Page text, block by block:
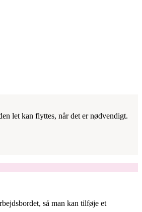
let kan flyttes, når det er nødvendigt.
så man kan tilføje et